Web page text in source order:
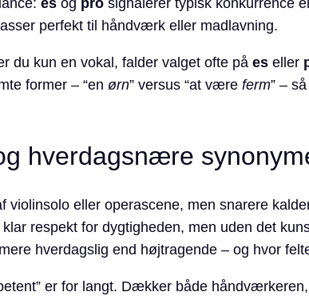
perfekt til håndværk eller madlavning.
du kun en vokal, falder valget ofte på eseller
former – “en ørn” versus “at være ferm” –
hverdagsnære
violinsolo eller operascene, men snarere
respekt for dygtigheden, men uden det
hverdagslig end højtragende – og hvor
er for langt. Dækker både